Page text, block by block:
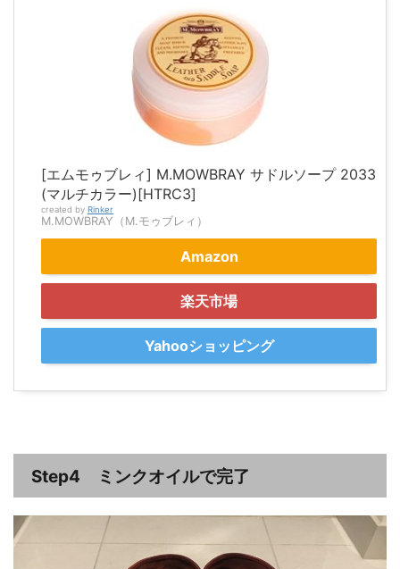
[エムモゥブレィ] M.MOWBRAY サドルソープ 2033
(マルチカラー)[HTRC3]
created by Rinker
M.MOWBRAY（M.モゥブレィ）
Amazon
楽天市場
Yahooショッピング
Step4 ミンクオイルで完了